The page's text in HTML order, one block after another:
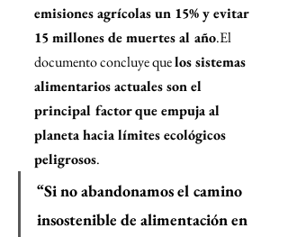
emisiones agrícolas un 15% y evitar
15 millones de muertes al año.El
documento concluye que los sistemas
alimentarios actuales son el
principal factor que empuja al
planeta hacia límites ecológicos
peligrosos.
“Si no abandonamos el camino
insostenible de alimentación en